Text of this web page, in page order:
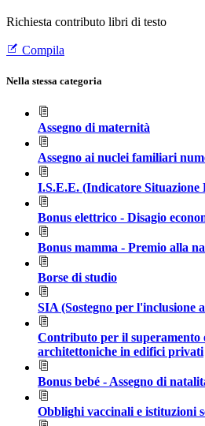
Richiesta contributo libri di testo
Compila
Nella stessa categoria
Assegno di maternità
Assegno ai nuclei familiari
I.S.E.E. (Indicatore Situazione
Bonus elettrico - Disagio
Bonus mamma - Premio alla
Borse di studio
SIA (Sostegno per l'inclusione
Contributo per il superamento
architettoniche in edifici privati
Bonus bebé - Assegno di
Obblighi vaccinali e istituzioni